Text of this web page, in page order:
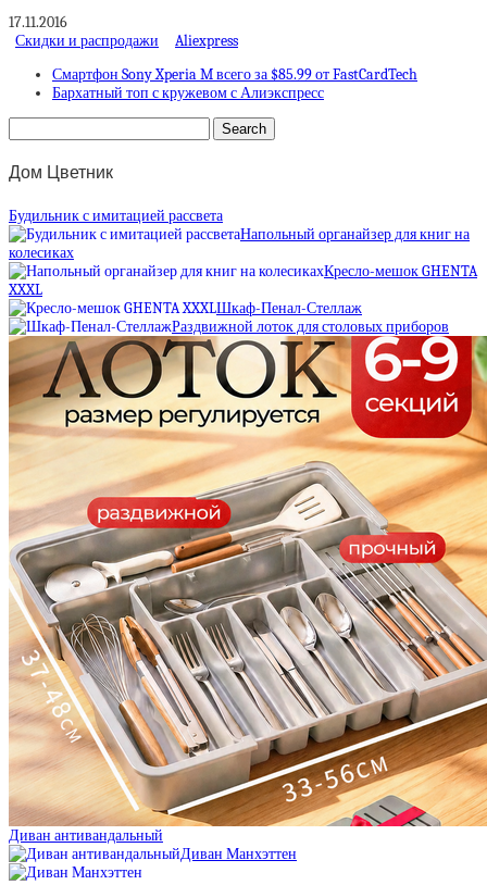
17.11.2016
Скидки и распродажи
Aliexpress
Смартфон Sony Xperia M всего за $85.99 от FastCardTech
Бархатный топ с кружевом с Алиэкспресс
Дом Цветник
Будильник с имитацией рассвета
Напольный органайзер для книг на
колесиках
Кресло-мешок GHENTA
XXXL
Шкаф-Пенал-Стеллаж
Раздвижной лоток для столовых приборов
Диван антивандальный
Диван Манхэттен